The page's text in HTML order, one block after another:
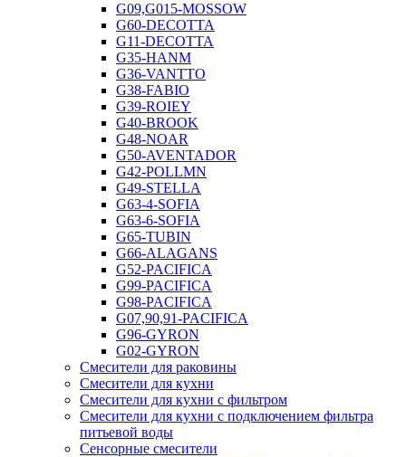
G09,G015-MOSSOW
G60-DECOTTA
G11-DECOTTA
G35-HANM
G36-VANTTO
G38-FABIO
G39-ROIEY
G40-BROOK
G48-NOAR
G50-AVENTADOR
G42-POLLMN
G49-STELLA
G63-4-SOFIA
G63-6-SOFIA
G65-TUBIN
G66-ALAGANS
G52-PACIFICA
G99-PACIFICA
G98-PACIFICA
G07,90,91-PACIFICA
G96-GYRON
G02-GYRON
Смесители для раковины
Смесители для кухни
Смесители для кухни с фильтром
Смесители для кухни с подключением фильтра
питьевой воды
Сенсорные смесители